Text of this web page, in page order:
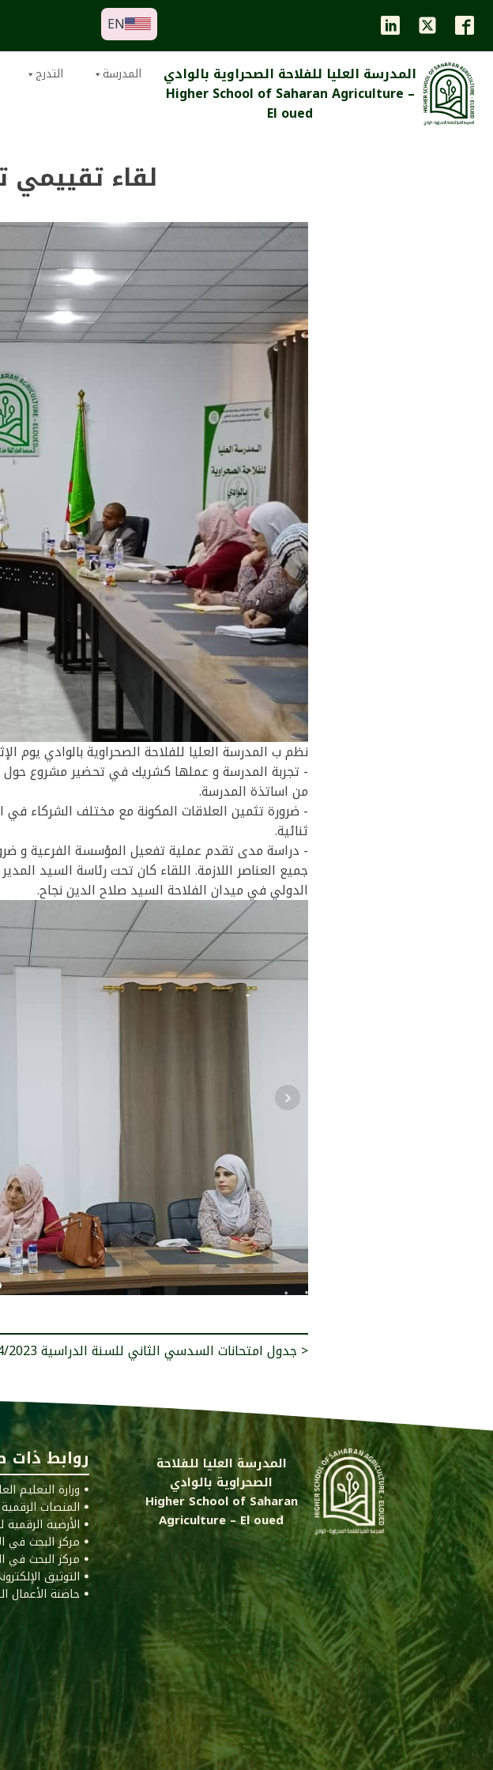
EN
المدرسة العليا للفلاحة الصحراوية بالوادي
Higher School of Saharan Agriculture –
El oued
المدرسة التدرج
لقاء تقييمي
نظم ب المدرسة العليا للفلاحة الصحراوية بالوادي يوم الإثنين 22 أفريل 2024 لقاء تقييمي تمحور حول الثلاث نقاط
- تجربة المدرسة و عملها كشريك في تحضير مشروع حول
من اساتذة المدرسة.
- ضرورة تثمين العلاقات المكونة مع مختلف الشركاء في
ثنائية.
- دراسة مدى تقدم عملية تفعيل المؤسسة الفرعية و
جميع العناصر اللازمة. اللقاء كان تحت رئاسة السيد
الدولي في ميدان الفلاحة السيد صلاح الدين نجاح.
جدول امتحانات السدسي الثاني للسنة الدراسية 2024/2023 >
المدرسة العليا للفلاحة
الصحراوية بالوادي
Higher School of Saharan
Agriculture – El oued
روابط ذات
ꔷ وزارة التعليم العالي والبحث العلمي
ꔷ المنصات الرقمية لوزارة التعليم العالي والبحث العلم
ꔷ الأرضية الرقمية للوزارة بروقرس
ꔷ مركز البحث في الإعلام العلمي و التقني
ꔷ مركز البحث في التكنولوجيات الصناعية
ꔷ التوثيق الإلكتروني
ꔷ حاضنة الأعمال الرقمية 'بذرة الأعمال'